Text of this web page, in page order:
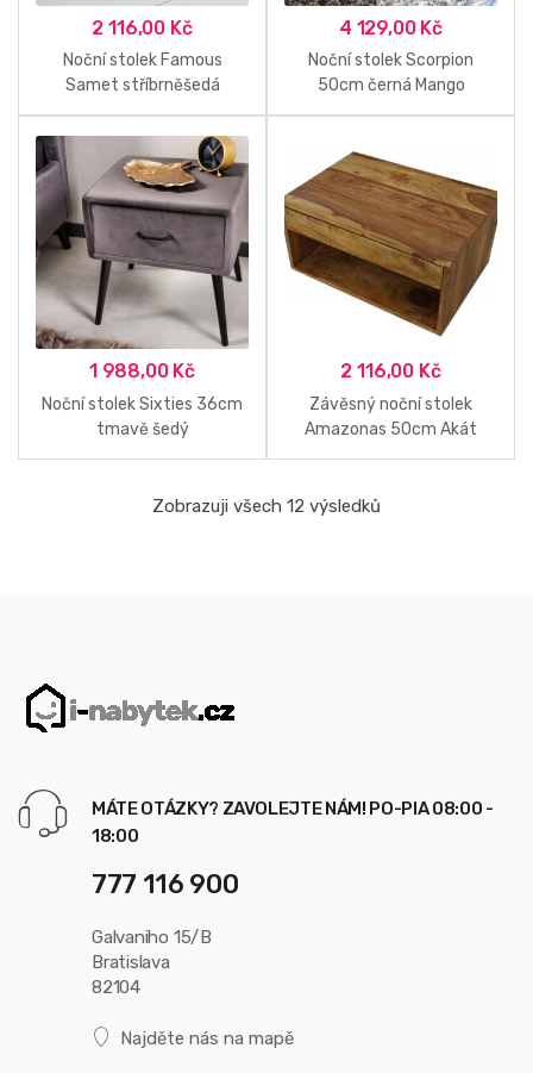
2 116,00 Kč
Noční stolek Famous
Samet stříbrněšedá
4 129,00 Kč
Noční stolek Scorpion
50cm černá Mango
1 988,00 Kč
Noční stolek Sixties 36cm
tmavě šedý
2 116,00 Kč
Závěsný noční stolek
Amazonas 50cm Akát
Zobrazuji všech 12 výsledků
MÁTE OTÁZKY? ZAVOLEJTE NÁM! PO-PIA 08:00 -
18:00
777 116 900
Galvaniho 15/B
Bratislava
82104
Najděte nás na mapě